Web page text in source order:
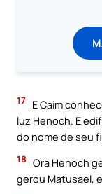
17 E Caim
luz Henoch. E
do nome de seu
18 Ora Henoch
gerou Matusael,